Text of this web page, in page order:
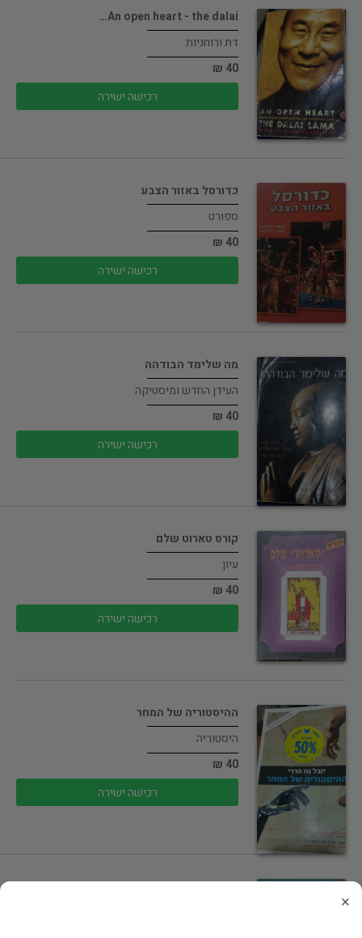
An open heart - the dalai…
דת ורוחניות
40 ₪
רכישה ישירה
כדורסל באזור הצבע
ספורט
40 ₪
רכישה ישירה
מה שלימד הבודהה
העידן החדש ומיסטיקה
40 ₪
רכישה ישירה
קורס טארוט שלם
עיון
40 ₪
רכישה ישירה
ההיסטוריה של המחר
היסטוריה
40 ₪
רכישה ישירה
דרך הכושר לחיים
×